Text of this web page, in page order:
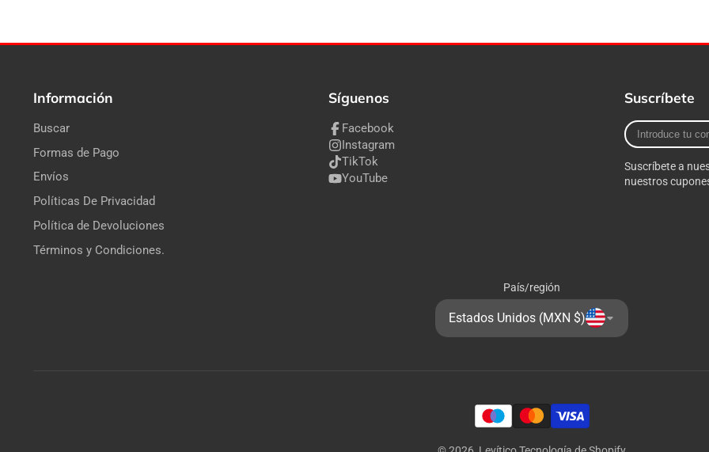
Información
Buscar
Formas de Pago
Envíos
Políticas De Privacidad
Política de Devoluciones
Términos y Condiciones.
Síguenos
Facebook
Instagram
TikTok
YouTube
Suscríbete
Introduce
tu
electrónico
Suscríbete a
nuestros
País/región
Estados Unidos (MXN $)